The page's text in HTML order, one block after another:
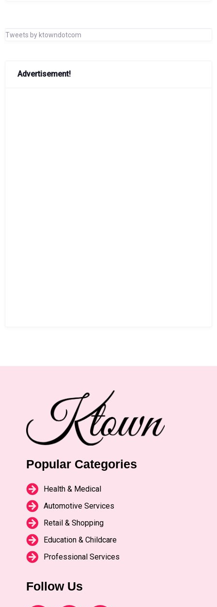
Tweets by ktowndotcom
Advertisement!
Popular Categories
Health & Medical
Automotive Services
Retail & Shopping
Education & Childcare
Professional Services
Follow Us